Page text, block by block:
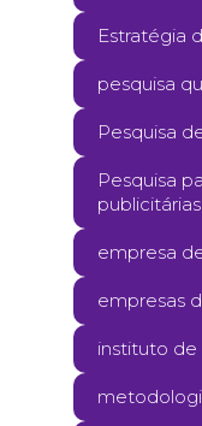
Estratégia
pesquisa
Pesquisa
Pesquisa
publicitárias
empresa
empresas
instituto de